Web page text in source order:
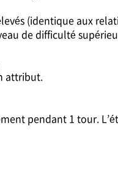
(identique aux
de difficulté
attribut.
pendant 1 tour.